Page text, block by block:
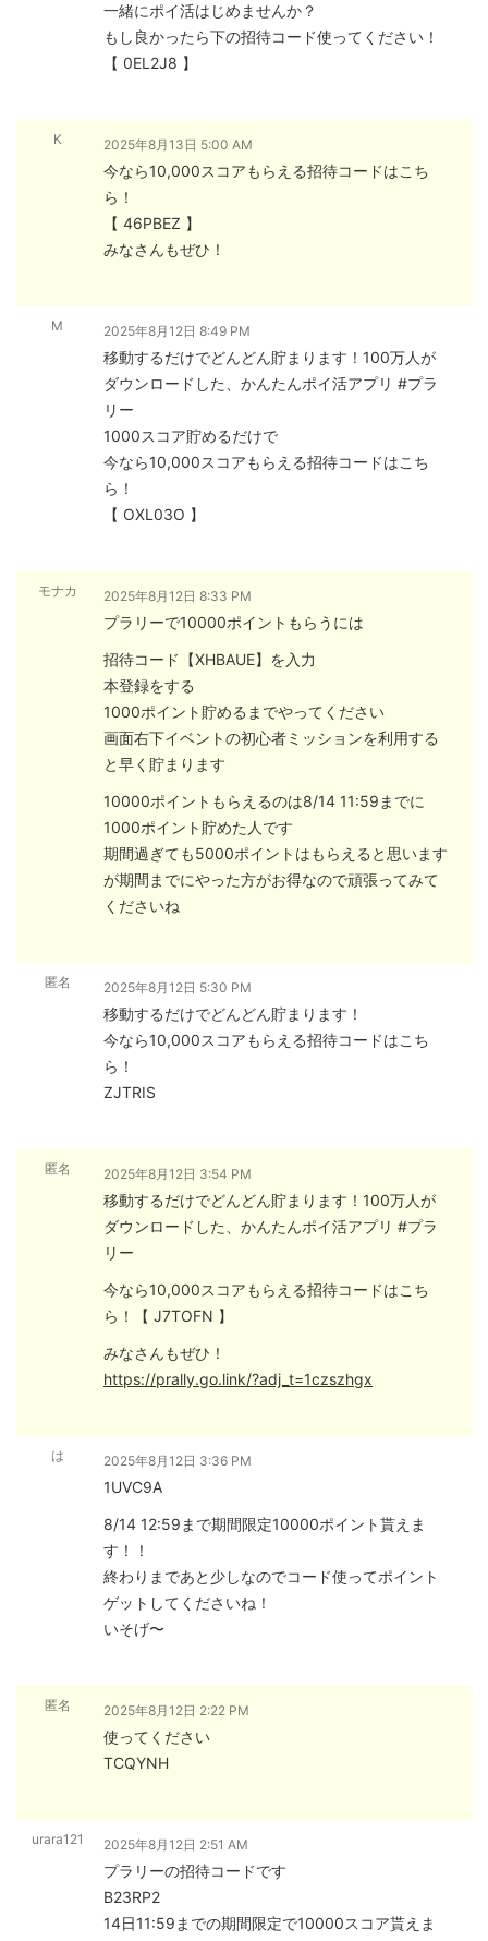
一緒にポイ活はじめませんか？
もし良かったら下の招待コード使ってください！
【 0EL2J8 】
K 2025年8月13日 5:00 AM
今なら10,000スコアもらえる招待コードはこち
ら！
【 46PBEZ 】
みなさんもぜひ！
М 2025年8月12日 8:49 PM
移動するだけでどんどん貯まります！100万人が
ダウンロードした、かんたんポイ活アプリ #プラ
リー
1000スコア貯めるだけで
今なら10,000スコアもらえる招待コードはこち
ら！
【 OXL03O 】
モナカ 2025年8月12日 8:33 PM
プラリーで10000ポイントもらうには
招待コード【XHBAUE】を入力
本登録をする
1000ポイント貯めるまでやってください
画面右下イベントの初心者ミッションを利用する
と早く貯まります
10000ポイントもらえるのは8/14 11:59までに
1000ポイント貯めた人です
期間過ぎても5000ポイントはもらえると思います
が期間までにやった方がお得なので頑張ってみて
くださいね
匿名 2025年8月12日 5:30 PM
移動するだけでどんどん貯まります！
今なら10,000スコアもらえる招待コードはこち
ら！
ZJTRIS
匿名 2025年8月12日 3:54 PM
移動するだけでどんどん貯まります！100万人が
ダウンロードした、かんたんポイ活アプリ #プラ
リー
今なら10,000スコアもらえる招待コードはこち
ら！【 J7TOFN 】
みなさんもぜひ！
https://prally.go.link/?adj_t=1czszhgx
は 2025年8月12日 3:36 PM
1UVC9A
8/14 12:59まで期間限定10000ポイント貰えま
す！！
終わりまであと少しなのでコード使ってポイント
ゲットしてくださいね！
いそげ〜
匿名 2025年8月12日 2:22 PM
使ってください
TCQYNH
urara121 2025年8月12日 2:51 AM
プラリーの招待コードです
B23RP2
14日11:59までの期間限定で10000スコア貰えま